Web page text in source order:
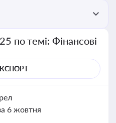
по темі: Фінансові
6 жовтня